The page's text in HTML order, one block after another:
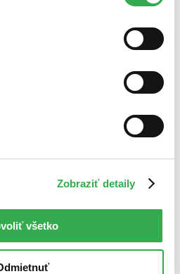
Zobraziť detaily
všetko
a floristika